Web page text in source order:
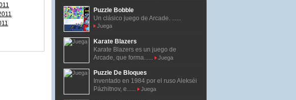
Puzzle Bobble
Un clásico juego de Arcade. ......
Juega
Karate Blazers
Karate Blazers es un juego de
Arcade, que forma......
Juega
Puzzle De Bloques
Inventado en 1984 por el ruso Alekséi
Pázhitnov, e......
Juega